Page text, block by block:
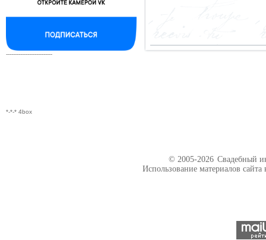
--------------------------
*-*-* 4box
© 2005-2026 Свадебный
Использование материалов